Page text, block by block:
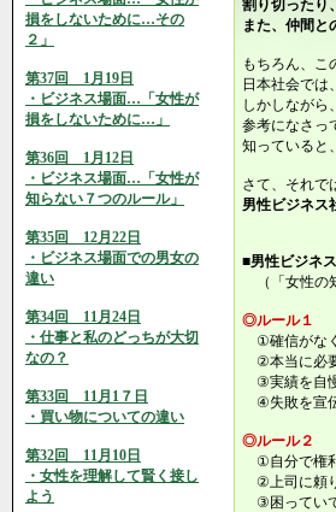
損をしないために…その
２」
第37回 1月19日
・ビジネス場面…「女性が
損をしないために…」
第36回 1月12日
・ビジネス場面…「女性が
知らない７つのルール」
第35回 12月22日
・ビジネス場面での男女の
違い
第34回 11月24日
・仕事と私のどっちが大切
なの？
第33回 11月1７日
・買い物についての違い
第32回 11月10日
・女性を理解して賢く接し
よう
割り切ったり
また、仲間と
もちろん、こ
日本社会では
しかしながら
参考になさっ
知っていると
さて、それで
男性ビジネス
■男性ビジネ
（「女性の
◎ルール１
①確信がな
②本当に必
③実績を自
④失敗を宣
◎ルール２
①自分で権
②上司に頼
③困ってい